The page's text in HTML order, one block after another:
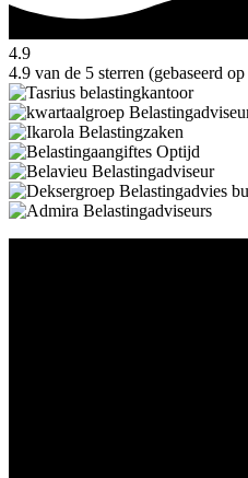
4.9
4.9 van de 5 sterren (gebaseerd op